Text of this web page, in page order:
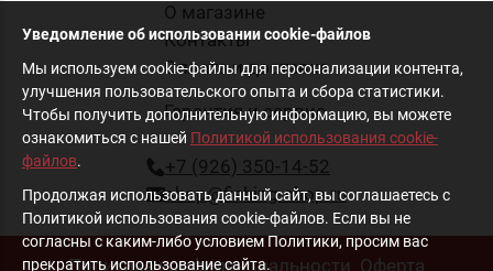
О магазине
Контакты
Оплата и доставка
Гарантия и сервис
+7 (926) 350-14-52
shop@fishing-shop.ru
Политика конфиденциальности Оферта
Уведомление об использовании cookie-файлов
Мы используем cookie-файлы для персонализации контента,
улучшения пользовательского опыта и сбора статистики.
Чтобы получить дополнительную информацию, вы можете
ознакомиться с нашей Политикой использования cookie-
файлов.
Продолжая использовать данный сайт, вы соглашаетесь с
Политикой использования cookie-файлов. Если вы не
согласны с каким-либо условием Политики, просим вас
прекратить использование сайта.